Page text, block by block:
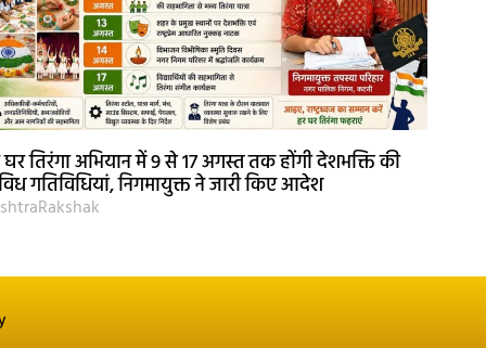
तिरंगा अभियान में 9 से 17 अगस्त तक होंगी देशभक्ति की
गतिविधियां, निगमायुक्त ने जारी किए आदेश